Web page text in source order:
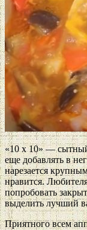
«10 х 10» —
еще добавлять в
нарезается
нравится.
попробовать
выделить лучший
Приятного всем